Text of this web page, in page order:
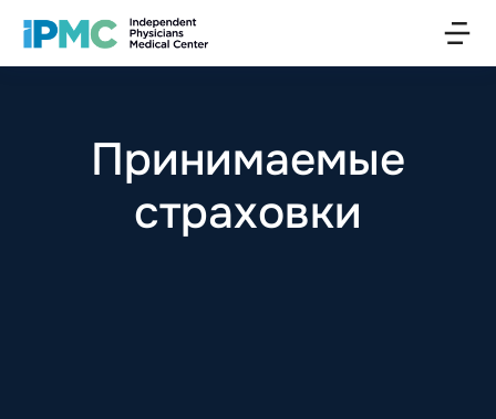
Принимаемые
страховки